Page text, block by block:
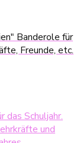
Banderole für
Freunde, etc.